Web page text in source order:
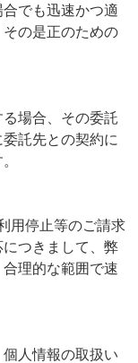
でも迅速かつ適
の是正のための
場合、その委託
託先との契約に
用停止等のご請求
つきまして、弊
理的な範囲で速
人情報の取扱い